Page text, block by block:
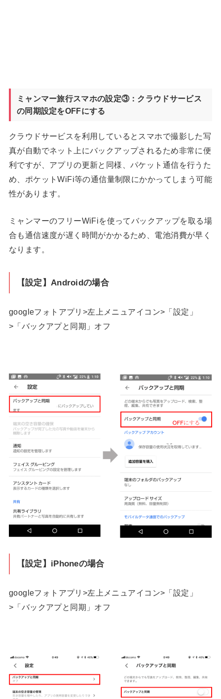
ミャンマー旅行スマホの設定③：クラウドサービス
の同期設定をOFFにする
クラウドサービスを利用しているとスマホで撮影した写
真が自動でネット上にバックアップされるため非常に便
利ですが、アプリの更新と同様、パケット通信を行うた
め、ポケットWiFi等の通信量制限にかかってしまう可能
性があります。
ミャンマーのフリーWiFiを使ってバックアップを取る場
合も通信速度が遅く時間がかかるため、電池消費が早く
なります。
【設定】Androidの場合
googleフォトアプリ>左上メニュアイコン>「設定」
>「バックアプと同期」オフ
【設定】iPhoneの場合
googleフォトアプリ>左上メニュアイコン>「設定」
>「バックアプと同期」オフ